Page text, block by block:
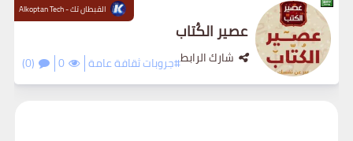
عصير الكُتاب
شارك الرابط#جروبات ثقافة عامة 0
(0)
القبطان تك - Alkoptan Tech